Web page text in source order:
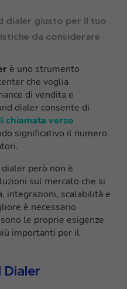
dialer giusto per il tuo
da considerare
è uno strumento
che voglia
di vendita e
dialer consente di
chiamata verso
significativo il numero
però non è
sul mercato che si
integrazioni, scalabilità e
è necessario
le proprie esigenze
importanti per il
Dialer